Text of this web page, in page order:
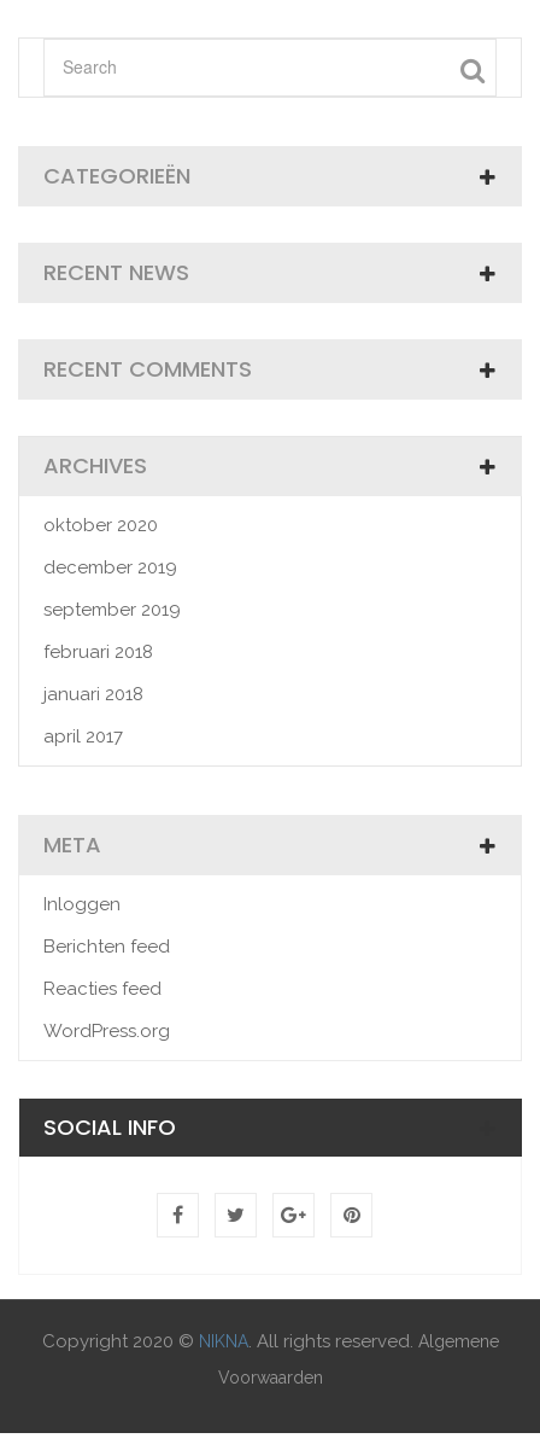
CATEGORIEËN
RECENT NEWS
RECENT COMMENTS
ARCHIVES
oktober 2020
december 2019
september 2019
februari 2018
januari 2018
april 2017
META
Inloggen
Berichten feed
Reacties feed
WordPress.org
SOCIAL INFO
Copyright 2020 © NIKNA. All rights reserved. Algemene
Voorwaarden